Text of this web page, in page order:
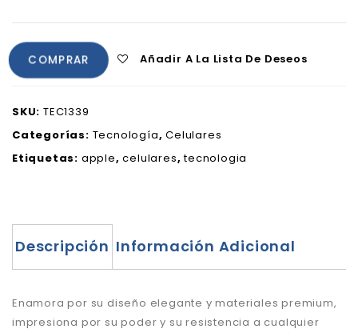
COMPRAR Añadir A La Lista De Deseos
SKU: TEC1339
Categorías: Tecnología,Celulares
Etiquetas: apple,celulares,tecnologia
Descripción Información Adicional
Enamora por su diseño elegante y materiales premium,
impresiona por su poder y su resistencia a cualquier